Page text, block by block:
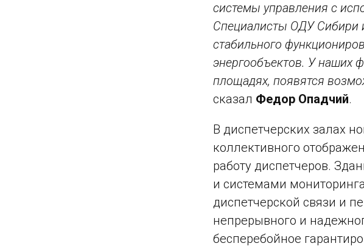
системы управления с
Специалисты ОДУ Сибири
стабильного
энергообъектов. У наших
площадях, появятся
сказал Федор Опадчий.
В диспетчерских залах
коллективного
работу диспетчеров.
и системами
диспетчерской связи и
непрерывного и
бесперебойное